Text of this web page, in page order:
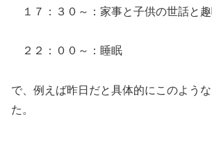
１７：３０～：家事と子供の世話と
２２：００～：睡眠
で、例えば昨日だと具体的にこのよう
た。